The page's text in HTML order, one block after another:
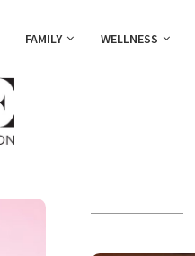
FAMILY WELLNESS